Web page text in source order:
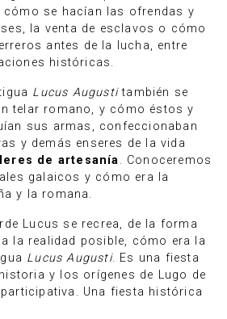
cómo se hacían las ofrendas y
la venta de esclavos o cómo
antes de la lucha, entre
históricas.
Lucus Augustitambién se
telar romano, y cómo éstos y
sus armas, confeccionaban
y demás enseres de la vida
de artesanía. Conoceremos
galaicos y cómo era la
y la romana.
Lucus se recrea, de la forma
la realidad posible, cómo era la
Lucus Augusti. Es una fiesta
y los orígenes de Lugo de
Una fiesta histórica